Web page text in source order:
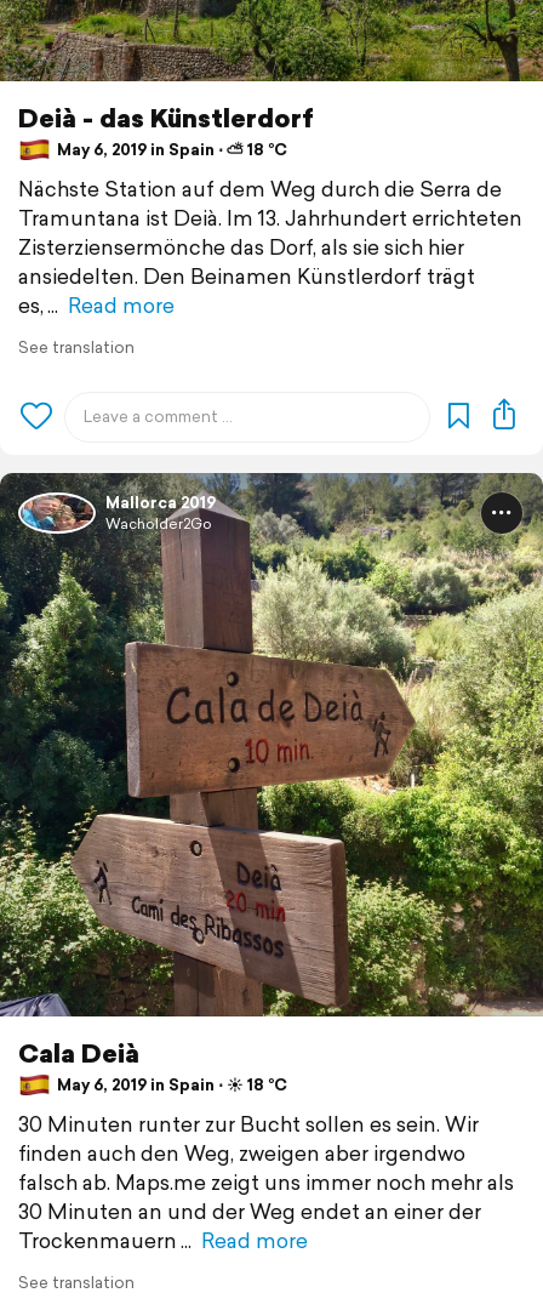
Deià - das Künstlerdorf
May 6, 2019 in Spain ⋅ ⛅ 18 °C
Nächste Station auf dem Weg durch die Serra de
Tramuntana ist Deià. Im 13. Jahrhundert errichteten
Zisterziensermönche das Dorf, als sie sich hier
ansiedelten. Den Beinamen Künstlerdorf trägt
es,
Read more
See translation
Mallorca 2019
Wacholder2Go
Cala Deià
May 6, 2019 in Spain ⋅ ☀️ 18 °C
30 Minuten runter zur Bucht sollen es sein. Wir
finden auch den Weg, zweigen aber irgendwo
falsch ab. Maps.me zeigt uns immer noch mehr als
30 Minuten an und der Weg endet an einer der
Trockenmauern
Read more
See translation